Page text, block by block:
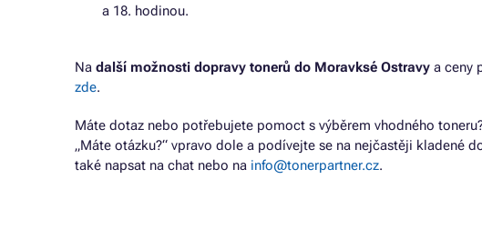
a 18. hodinou.
Na další možnosti dopravy tonerů do Moravksé Ostravy a ceny
zde.
Máte dotaz nebo potřebujete pomoct s výběrem vhodného
„Máte otázku?“ vpravo dole a podívejte se na nejčastěji kladené
také napsat na chat nebo na info@tonerpartner.cz.